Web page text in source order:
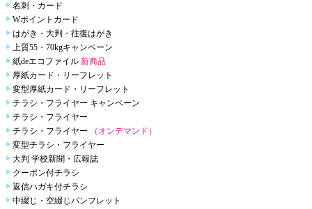
名刺・カード
Wポイントカード
はがき・大判・往復はがき
上質55・70kgキャンペーン
紙deエコファイル 新商品
厚紙カード・リーフレット
変型厚紙カード・リーフレット
チラシ・フライヤー キャンペーン
チラシ・フライヤー
チラシ・フライヤー
（オンデマンド）
変型チラシ・フライヤー
大判 学校新聞・広報誌
クーポン付チラシ
返信ハガキ付チラシ
中綴じ・空綴じパンフレット